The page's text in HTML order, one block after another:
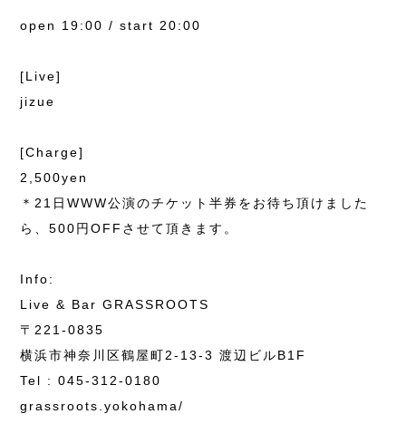
open 19:00 / start 20:00
[Live]
jizue
[Charge]
2,500yen
＊21日WWW公演のチケット半券をお待ち頂けました
ら、500円OFFさせて頂きます。
Info:
Live & Bar GRASSROOTS
〒221-0835
横浜市神奈川区鶴屋町2-13-3 渡辺ビルB1F
Tel : 045-312-0180
grassroots.yokohama/